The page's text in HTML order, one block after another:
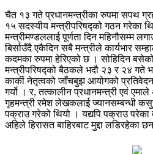
चैत १३ गते प्रधानमन्त्रीका रुपमा सपथ
१५ सदस्यीय मन्त्रीपरिषद्को गठन गरेका
मन्त्रीमण्डललाई पूर्णता दिन महिनौसम्म
बिर्साउँदै एकैदिन सबै मन्त्रीले कार्यभार
कदमका रुपमा हेरिएको छ । सोहिदिन
मन्त्रीपरिषद्को बैठकले भदौ २३ र २४ गते
कार्की नेतृत्वको जाँचबुझ आयोगको प्रतिवेदन
गर्यो । र, तत्कालीन प्रधानमन्त्री एवं एमाले
गृहमन्त्री रमेश लेखकलाई ज्यानसम्बन्धी
पक्राउ गरेको थियो । यद्यपि पक्राउ
अहिले हिरासत बाहिरबाट मुद्दा लडिरहेका